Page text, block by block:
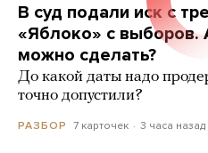
В суд подали иск с
«Яблоко» с выборов.
можно сделать?
До какой даты надо
точно допустили?
РАЗБОР 7 карточек 3 часа назад